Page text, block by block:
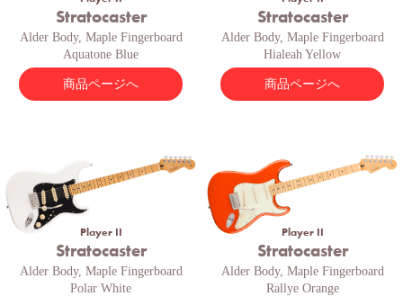
Stratocaster
Alder Body, Maple Fingerboard
Aquatone Blue
商品ページへ
Stratocaster
Alder Body, Maple Fingerboard
Hialeah Yellow
商品ページへ
Player II
Stratocaster
Alder Body, Maple Fingerboard
Polar White
Player II
Stratocaster
Alder Body, Maple Fingerboard
Rallye Orange